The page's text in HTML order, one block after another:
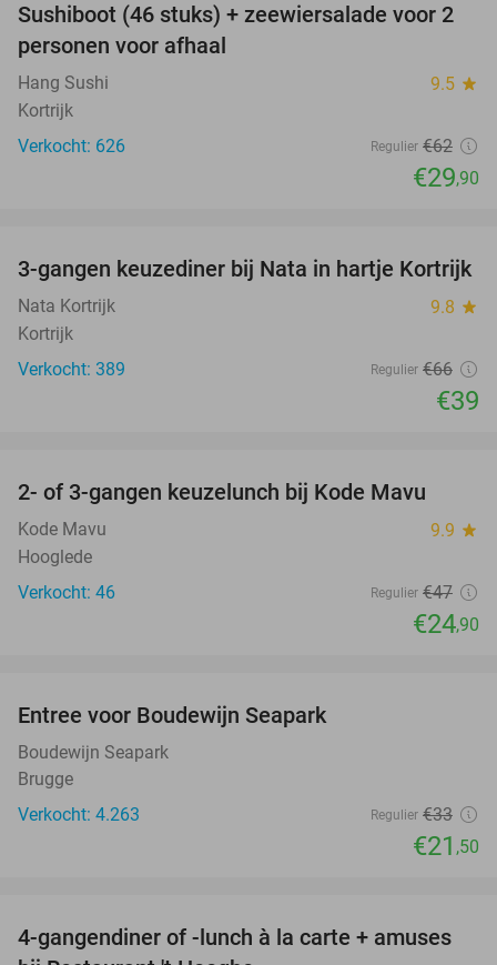
52%
Sushiboot (46 stuks) + zeewiersalade voor 2
personen voor afhaal
Hang Sushi 9.5 star
Kortrijk
Verkocht: 626
Regulier €62
€29,90
41%
3-gangen keuzediner bij Nata in hartje Kortrijk
Nata Kortrijk 9.8 star
Kortrijk
Verkocht: 389
Regulier €66
€39
2- of 3-gangen keuzelunch bij Kode Mavu
Kode Mavu 9.9 star
Hooglede
Verkocht: 46
Regulier €47
€24,90
Entree voor Boudewijn Seapark
Boudewijn Seapark
Brugge
Verkocht: 4.263
Regulier €33
€21 ,50
46%
4-gangendiner of -lunch à la carte + amuses